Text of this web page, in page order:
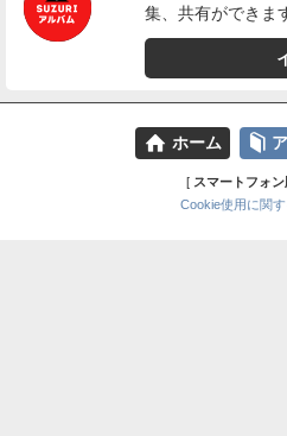
集、共有ができま
⌂ ホーム 📕
[ スマートフォン
Cookie使用に関